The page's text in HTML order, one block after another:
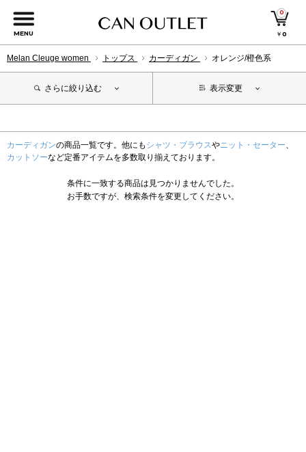
MENU
0
￥0
Melan Cleuge women トップス カーディガン オレンジ/橙色系
さらに絞り込む 表示変更
カーディガンの商品一覧です。他にも シャツ・ブラウスやニット・セーター、
カットソーなど定番アイテムを多数取り揃えております。
条件に一致する商品は見つかりませんでした。
お手数ですが、検索条件を変更してください。